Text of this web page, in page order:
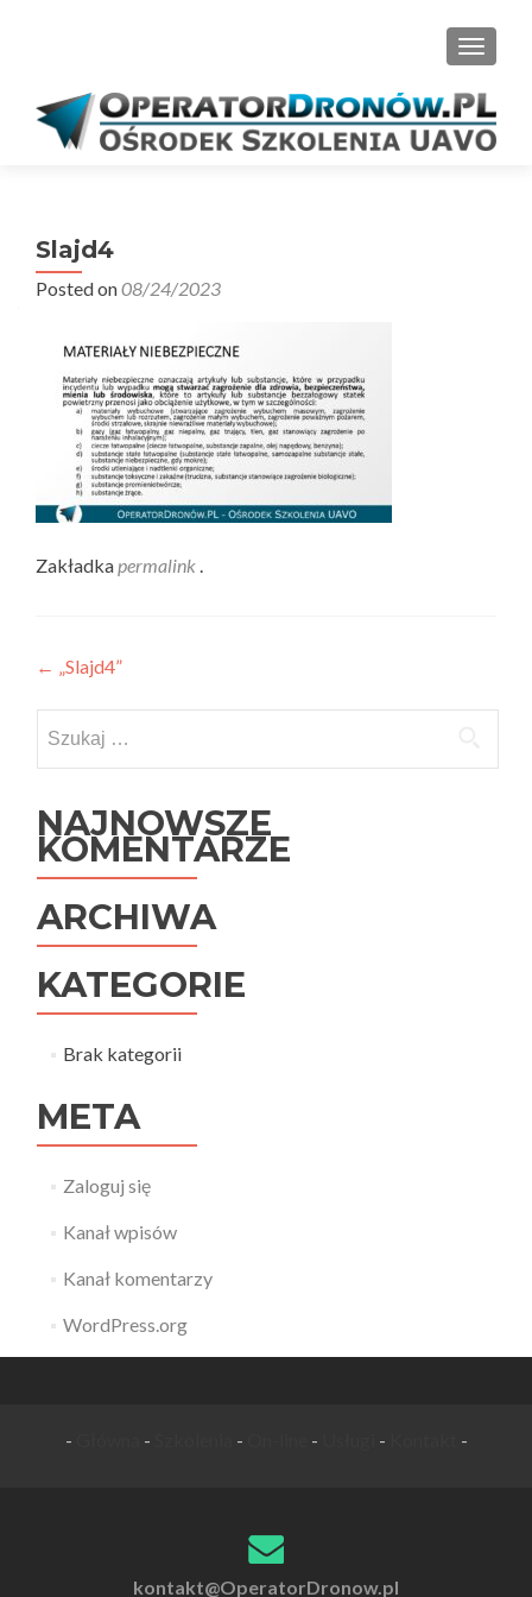
Slajd4
Posted on08/24/2023
Zakładkapermalink .
Nawigacja
wpisu
← „Slajd4”
NAJNOWSZE
KOMENTARZE
ARCHIWA
KATEGORIE
Brak kategorii
META
Zaloguj się
Kanał wpisów
Kanał komentarzy
WordPress.org
- - - - - -
kontakt@OperatorDronow.pl